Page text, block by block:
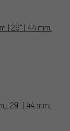
| 29" | 44 mm:
| 29" | 44 mm: